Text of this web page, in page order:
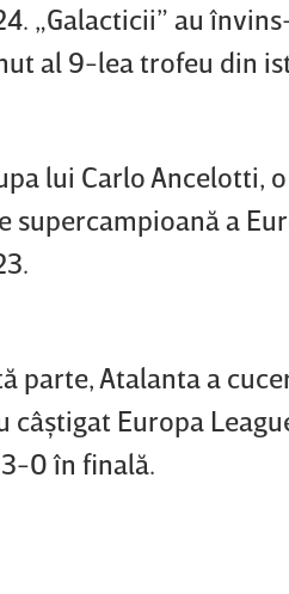
„Galacticii” au
al 9-lea trofeu din
lui Carlo Ancelotti,
supercampioană a
parte, Atalanta a
câştigat Europa
0 în finală.